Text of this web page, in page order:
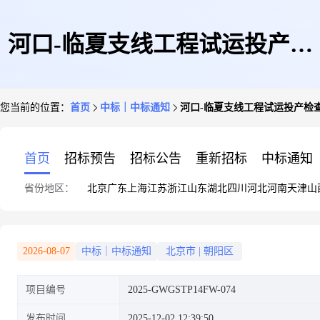
河口-临夏支线工程试运投产检
您当前的位置： 首页 中标｜中标通知 河口-临夏支线工程试运投产检
首页 招标预告 招标公告 重新招标 中标通知
省份地区： 北京广东 上海江苏浙江山东湖北四川 河北河南天津山
2026-08-07 中标｜中标通知 北京市 朝阳区
项目编号 2025-GWGSTP14FW-074